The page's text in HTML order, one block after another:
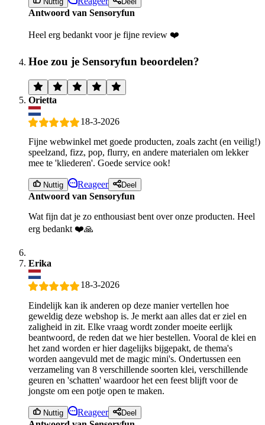
Antwoord van Sensoryfun
Heel erg bedankt voor je fijne review ❤️
Hoe zou je Sensoryfun beoordelen?
Orietta
18-3-2026
Fijne webwinkel met goede producten, zoals zacht (en veilig!)
speelzand, fizz, pop, flurry, en andere materialen om lekker
mee te 'kliederen'. Goede service ook!
Nuttig Reageer Deel
Antwoord van Sensoryfun
Wat fijn dat je zo enthousiast bent over onze producten. Heel
erg bedankt ❤️🙏
Erika
18-3-2026
Eindelijk kan ik anderen op deze manier vertellen hoe
geweldig deze webshop is. Je merkt aan alles dat er ziel en
zaligheid in zit. Elke vraag wordt zonder moeite eerlijk
beantwoord, de reden dat we hier bestellen. Vooral de klei en
het zand worden er hier dagelijks bijgepakt, de thema's
worden aangevuld met de magic mini's. Ondertussen een
verzameling van 8 verschillende soorten klei, verschillende
geuren en 'schatten' waardoor het een feest blijft voor de
jongste om een potje open te maken.
Nuttig Reageer Deel